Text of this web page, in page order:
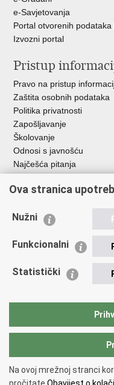
e-Savjetovanja
Portal otvorenih podataka
Izvozni portal
Pristup
Pravo na pristup
Zaštita osobnih podataka
Politika privatnosti
Zapošljavanje
Školovanje
Odnosi s javnošću
Najčešća pitanja
Važne poveznice
EMN Nacionalna
Policijska akademija
Zaklada policijske
Sindikati
Copyright © 2026
Ova stranica
Nužni
Funkcionalni
Statistički
Na ovoj mrežnoj stranci